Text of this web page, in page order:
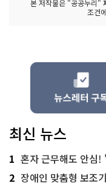
본 저작물은 "공공누리"
조건
최신 뉴스
1 혼자 근무해도 안심
2 장애인 맞춤형 보조기